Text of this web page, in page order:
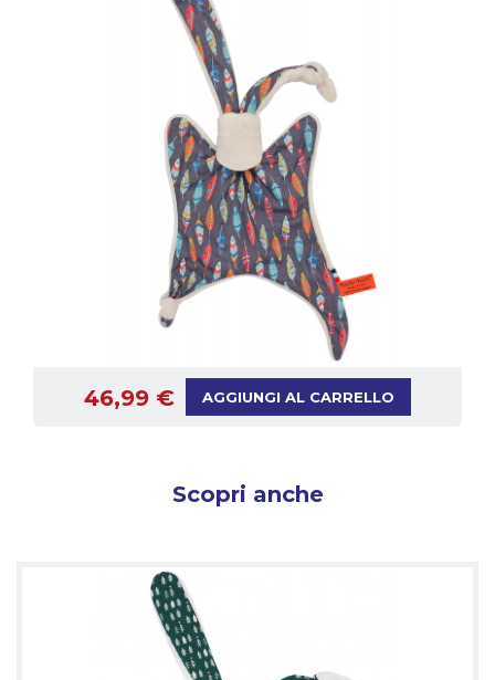
46,99 € AGGIUNGI AL CARRELLO
Scopri anche